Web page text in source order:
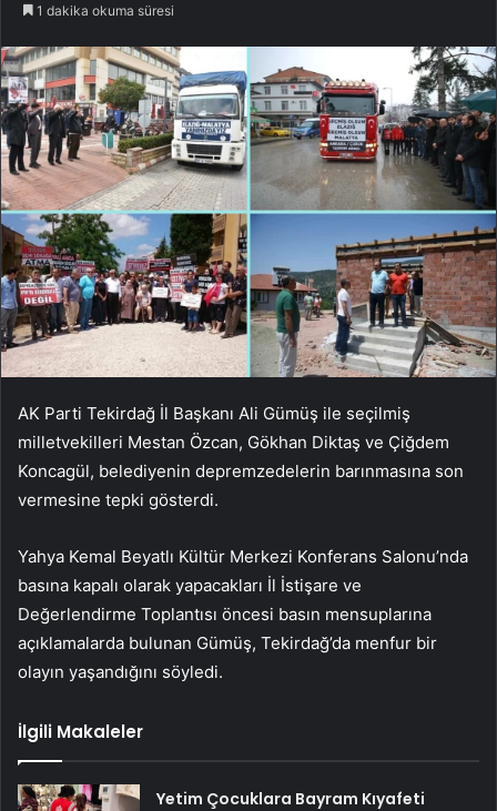
1 dakika okuma süresi
AK Parti Tekirdağ İl Başkanı Ali Gümüş ile seçilmiş
milletvekilleri Mestan Özcan, Gökhan Diktaş ve Çiğdem
Koncagül, belediyenin depremzedelerin barınmasına son
vermesine tepki gösterdi.
Yahya Kemal Beyatlı Kültür Merkezi Konferans Salonu’nda
basına kapalı olarak yapacakları İl İstişare ve
Değerlendirme Toplantısı öncesi basın mensuplarına
açıklamalarda bulunan Gümüş, Tekirdağ’da menfur bir
olayın yaşandığını söyledi.
İlgili Makaleler
Yetim Çocuklara Bayram Kıyafeti